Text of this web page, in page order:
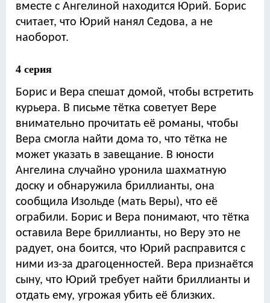
вместе с Ангелиной находится Юрий. Борис
считает, что Юрий нанял Седова, а не
наоборот.
4 серия
Борис и Вера спешат домой, чтобы встретить
курьера. В письме тётка советует Вере
внимательно прочитать её романы, чтобы
Вера смогла найти дома то, что тётка не
может указать в завещание. В юности
Ангелина случайно уронила шахматную
доску и обнаружила бриллианты, она
сообщила Изольде (мать Веры), что её
ограбили. Борис и Вера понимают, что тётка
оставила Вере бриллианты, но Веру это не
радует, она боится, что Юрий расправится с
ними из-за драгоценностей. Вера признаётся
сыну, что Юрий требует найти бриллианты и
отдать ему, угрожая убить её близких.